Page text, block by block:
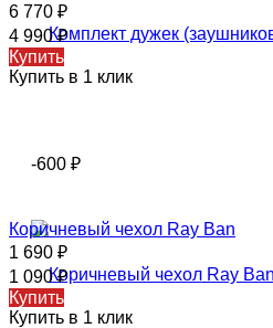
6 770 ₽
4 990₽
Купить
Купить в 1 клик
-600 ₽
Коричневый чехол Ray Ban
1 690 ₽
1 090₽
Купить
Купить в 1 клик